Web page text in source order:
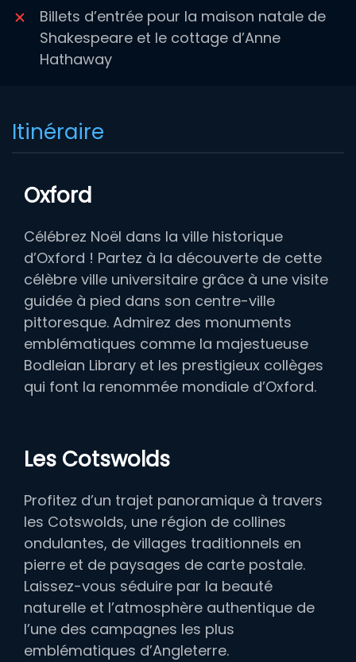
Billets d’entrée pour la maison natale de
Shakespeare et le cottage d’Anne
Hathaway
Itinéraire
Oxford
Célébrez Noël dans la ville historique
d’Oxford ! Partez à la découverte de cette
célèbre ville universitaire grâce à une visite
guidée à pied dans son centre-ville
pittoresque. Admirez des monuments
emblématiques comme la majestueuse
Bodleian Library et les prestigieux collèges
qui font la renommée mondiale d’Oxford.
Les Cotswolds
Profitez d’un trajet panoramique à travers
les Cotswolds, une région de collines
ondulantes, de villages traditionnels en
pierre et de paysages de carte postale.
Laissez-vous séduire par la beauté
naturelle et l’atmosphère authentique de
l’une des campagnes les plus
emblématiques d’Angleterre.